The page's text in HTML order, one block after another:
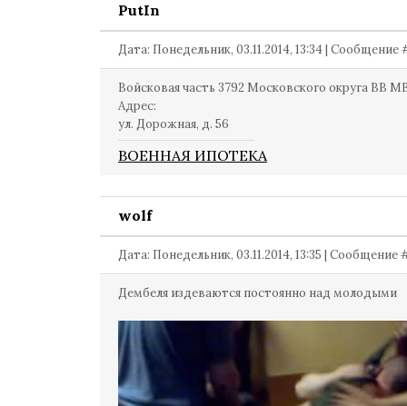
PutIn
Дата: Понедельник, 03.11.2014, 13:34 | Сообщение
Войсковая часть 3792 Московского округа ВВ
Адрес:
ул. Дорожная, д. 56
ВОЕННАЯ ИПОТЕКА
wolf
Дата: Понедельник, 03.11.2014, 13:35 | Сообщение
Дембеля издеваются постоянно над молодыми